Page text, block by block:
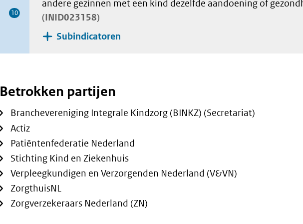
10
andere gezinnen met een kind dezelfde aandoening of
INID023158
Subindicatoren
Betrokken partijen
Branchevereniging Integrale Kindzorg (BINKZ) (Secretariat)
Actiz
Patiëntenfederatie Nederland
Stichting Kind en Ziekenhuis
Verpleegkundigen en Verzorgenden Nederland (V&VN)
ZorgthuisNL
Zorgverzekeraars Nederland (ZN)